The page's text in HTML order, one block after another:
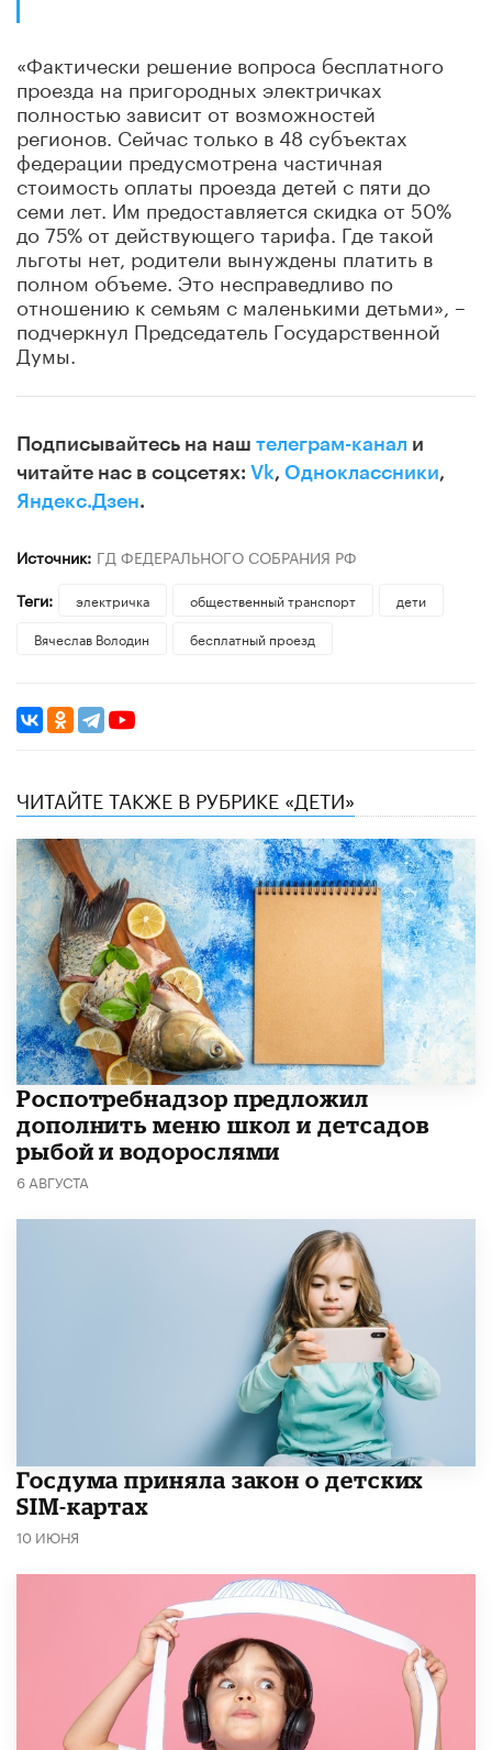
«Фактически решение вопроса бесплатного
проезда на пригородных электричках
полностью зависит от возможностей
регионов. Сейчас только в 48 субъектах
федерации предусмотрена частичная
стоимость оплаты проезда детей с пяти до
семи лет. Им предоставляется скидка от 50%
до 75% от действующего тарифа. Где такой
льготы нет, родители вынуждены платить в
полном объеме. Это несправедливо по
отношению к семьям с маленькими детьми», –
подчеркнул Председатель Государственной
Думы.
Подписывайтесь на наш телеграм-канал и
читайте нас в соцсетях: Vk, Одноклассники,
Яндекс.Дзен.
Источник: ГД ФЕДЕРАЛЬНОГО СОБРАНИЯ РФ
Теги:
электричка общественный транспорт
дети
Вячеслав Володин
бесплатный проезд
ЧИТАЙТЕ ТАКЖЕ В РУБРИКЕ «ДЕТИ»
Роспотребнадзор предложил
дополнить меню школ и детсадов
рыбой и водорослями
6 АВГУСТА
Госдума приняла закон о детских
SIM-картах
10 ИЮНЯ